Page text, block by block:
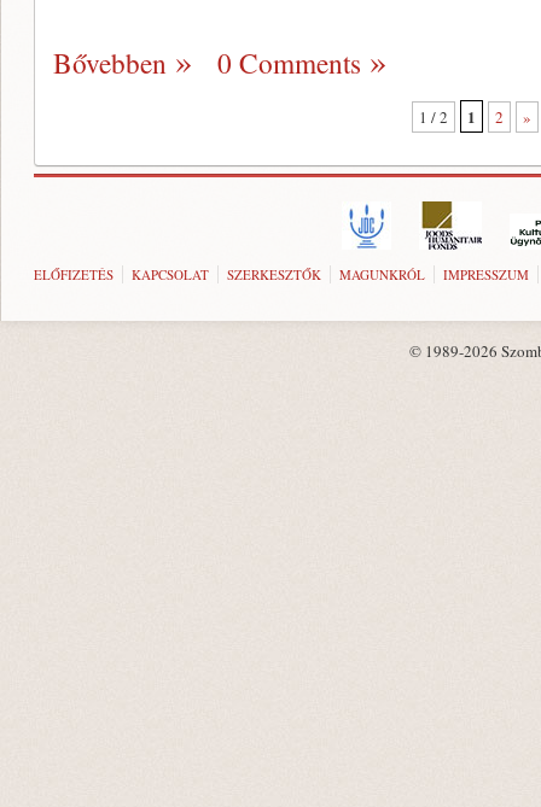
Bővebben 0 Comments
1 / 2 1 2 »
ELŐFIZETÉS KAPCSOLAT SZERKESZTŐK MAGUNKRÓL IMPRESSZUM
© 1989-2026